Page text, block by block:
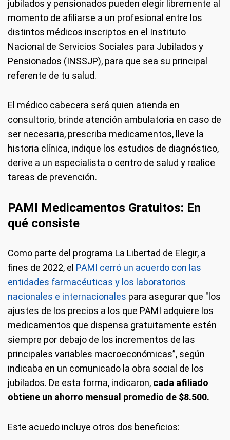
jubilados y pensionados pueden elegir libremente al
momento de afiliarse a un profesional entre los
distintos médicos inscriptos en el Instituto
Nacional de Servicios Sociales para Jubilados y
Pensionados (INSSJP), para que sea su principal
referente de tu salud.
El médico cabecera será quien atienda en
consultorio, brinde atención ambulatoria en caso de
ser necesaria, prescriba medicamentos, lleve la
historia clínica, indique los estudios de diagnóstico,
derive a un especialista o centro de salud y realice
tareas de prevención.
PAMI Medicamentos Gratuitos: En
qué consiste
Como parte del programa La Libertad de Elegir, a
fines de 2022, el PAMI cerró un acuerdo con las
entidades farmacéuticas y los laboratorios
nacionales e internacionales para asegurar que "los
ajustes de los precios a los que PAMI adquiere los
medicamentos que dispensa gratuitamente estén
siempre por debajo de los incrementos de las
principales variables macroeconómicas”, según
indicaba en un comunicado la obra social de los
jubilados. De esta forma, indicaron, cada afiliado
obtiene un ahorro mensual promedio de $8.500.
Este acuedo incluye otros dos beneficios: